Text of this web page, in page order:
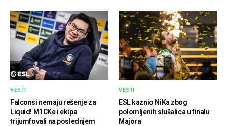
VESTI
Falconsi nemaju rešenje za
Liquid! M1CKe i ekipa
trijumfovali na poslednjem
VESTI
ESL kaznio NiKa zbog
polomljenih slušalica u finalu
Majora